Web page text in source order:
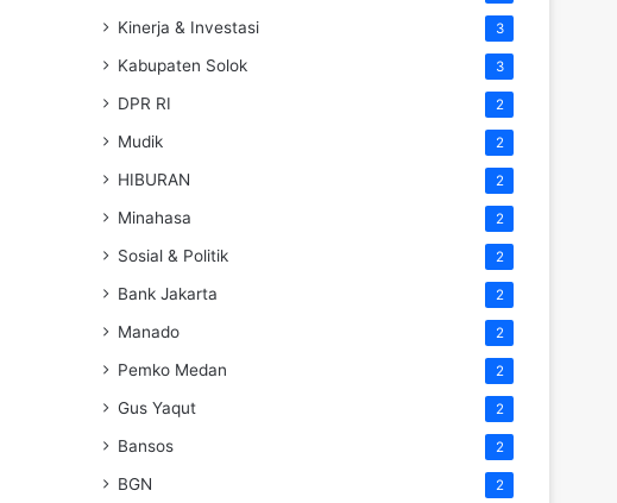
Kinerja & Investasi 3
Kabupaten Solok 3
DPR RI 2
Mudik 2
HIBURAN 2
Minahasa 2
Sosial & Politik 2
Bank Jakarta 2
Manado 2
Pemko Medan 2
Gus Yaqut 2
Bansos 2
BGN 2